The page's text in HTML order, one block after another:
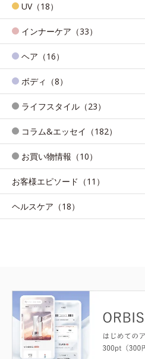
UV（18）
インナーケア（33）
ヘア（16）
ボディ（8）
ライフスタイル（23）
コラム&エッセイ（182）
お買い物情報（10）
お客様エピソード（11）
ヘルスケア（18）